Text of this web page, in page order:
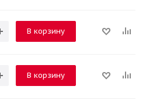
В корзину
В корзину